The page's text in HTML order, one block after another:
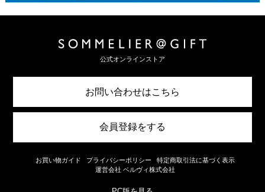
公式オンラインストア
お問い合わせはこちら
会員登録をする
お買い物ガイド プライバシーポリシー
特定商取引法に基づく表示
運営会社 ベルヴィ株式会社